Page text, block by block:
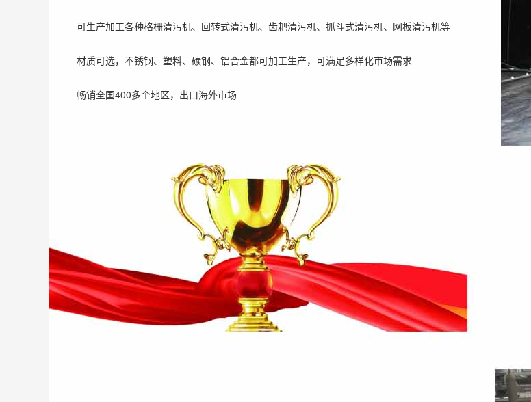
可生产加工各种格栅清污机、回转式清污机、齿耙清污机、抓斗式清污机、网板清污机等
材质可选，不锈钢、塑料、碳钢、铝合金都可加工生产，可满足多样化市场需求
畅销全国400多个地区，出口海外市场